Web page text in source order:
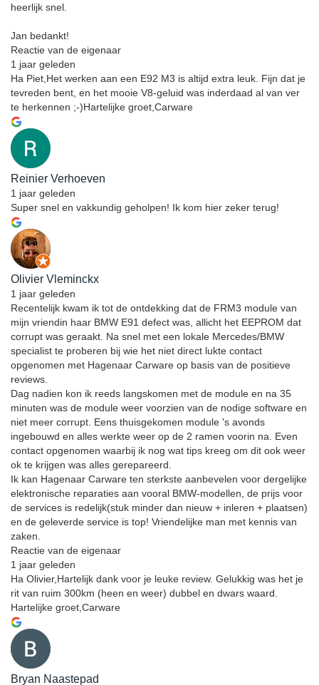
heerlijk snel.
Jan bedankt!
Reactie van de eigenaar
1 jaar geleden
Ha Piet,Het werken aan een E92 M3 is altijd extra leuk. Fijn dat je
tevreden bent, en het mooie V8-geluid was inderdaad al van ver
te herkennen ;-)Hartelijke groet,Carware
Reinier Verhoeven
1 jaar geleden
Super snel en vakkundig geholpen! Ik kom hier zeker terug!
Olivier Vleminckx
1 jaar geleden
Recentelijk kwam ik tot de ontdekking dat de FRM3 module van
mijn vriendin haar BMW E91 defect was, allicht het EEPROM dat
corrupt was geraakt. Na snel met een lokale Mercedes/BMW
specialist te proberen bij wie het niet direct lukte contact
opgenomen met Hagenaar Carware op basis van de positieve
reviews.
Dag nadien kon ik reeds langskomen met de module en na 35
minuten was de module weer voorzien van de nodige software en
niet meer corrupt. Eens thuisgekomen module 's avonds
ingebouwd en alles werkte weer op de 2 ramen voorin na. Even
contact opgenomen waarbij ik nog wat tips kreeg om dit ook weer
ok te krijgen was alles gerepareerd.
Ik kan Hagenaar Carware ten sterkste aanbevelen voor dergelijke
elektronische reparaties aan vooral BMW-modellen, de prijs voor
de services is redelijk(stuk minder dan nieuw + inleren + plaatsen)
en de geleverde service is top! Vriendelijke man met kennis van
zaken.
Reactie van de eigenaar
1 jaar geleden
Ha Olivier,Hartelijk dank voor je leuke review. Gelukkig was het je
rit van ruim 300km (heen en weer) dubbel en dwars waard.
Hartelijke groet,Carware
Bryan Naastepad